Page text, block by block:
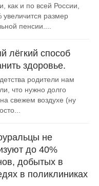
как и по всей России,
увеличится размер
пенсии....
лёгкий способ
здоровье.
родители нам
что нужно долго
на свежем воздухе (ну
не
до 40%
добытых в
в поликлиниках